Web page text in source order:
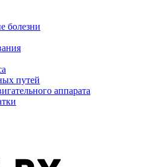
болезни
путей
аппарата